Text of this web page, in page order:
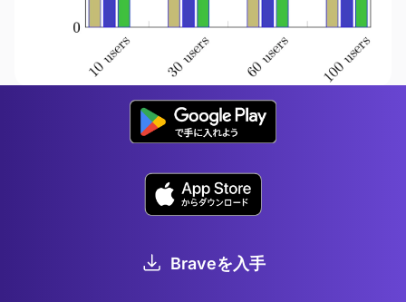
図2. 64（黄色）、128（青）、256件（緑）の広告
数の広告カタログでTHEMISプロトコルを実行した
証よる負荷が赤色で示されています。支払い計算を
同時にリクエストするクライアントの数別の表示と
100人のユーザーが同時に（１）報酬支払リクエス
トを生成し、（２）サイドチェーンを通して報酬計
Braveを入手